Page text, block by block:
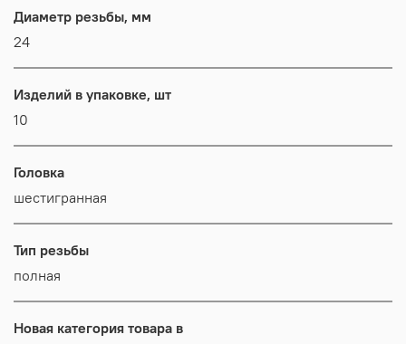
Диаметр резьбы, мм
24
Изделий в упаковке, шт
10
Головка
шестигранная
Тип резьбы
полная
Новая категория товара в